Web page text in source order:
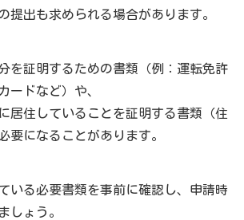
提出も求められる場合があります。
を証明するための書類（例：運転免許
ードなど）や、
居住していることを証明する書類（住
要になることがあります。
いる必要書類を事前に確認し、申請時
しょう。